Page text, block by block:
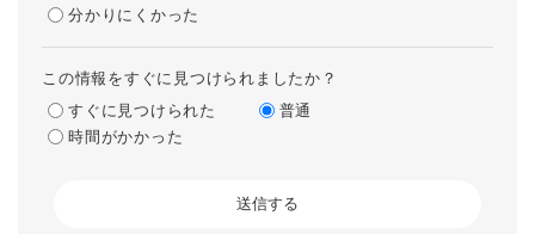
分かりにくかった
この情報をすぐに見つけられましたか？
すぐに見つけられた
普通
時間がかかった